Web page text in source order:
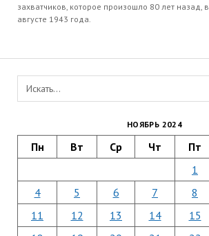
захватчиков, которое произошло 80 лет назад, в
августе 1943 года.
НОЯБРЬ 2024
Пн Вт Ср Чт Пт
1
4
5 6 7 8
11
12 13 14 15